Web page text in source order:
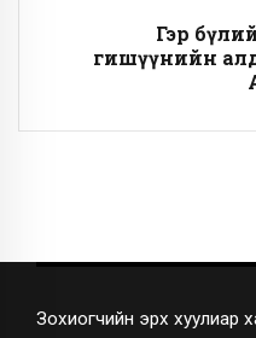
Гэр
гишүүнийн
Зохиогчийн эрх хуулиар